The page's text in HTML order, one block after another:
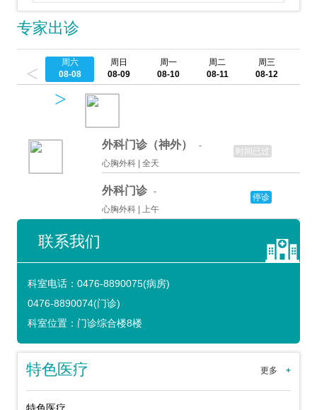
专家出诊
<
周六
08-08
周日
08-09
周一
08-10
周二
08-11
周三
08-12
>
外科门诊（神外）
-
心胸外科 | 全天
时间已过
外科门诊 -
心胸外科 | 上午
停诊
联系我们
科室电话： 0476-8890075(病房)
0476-8890074(门诊)
科室位置： 门诊综合楼8楼
更多+
特色医疗